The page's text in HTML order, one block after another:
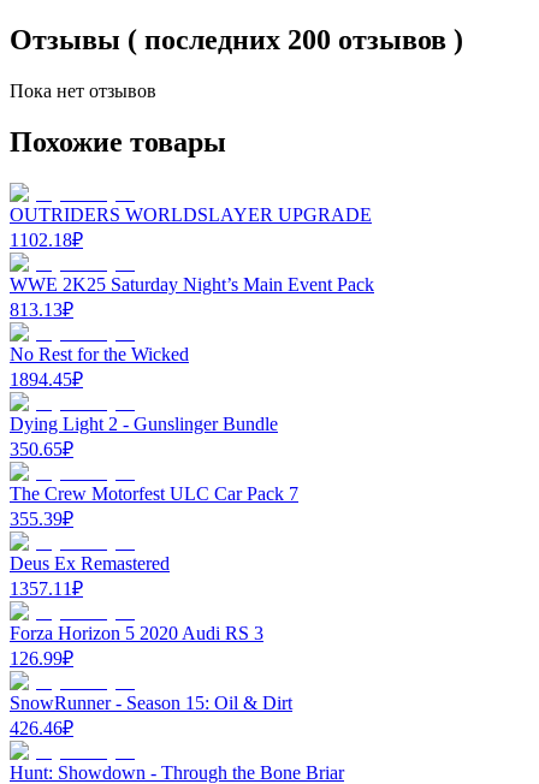
Отзывы ( последних 200 отзывов )
Пока нет отзывов
Похожие товары
OUTRIDERS WORLDSLAYER UPGRADE
1102.18₽
WWE 2K25 Saturday Night’s Main Event Pack
813.13₽
No Rest for the Wicked
1894.45₽
Dying Light 2 - Gunslinger Bundle
350.65₽
The Crew Motorfest ULC Car Pack 7
355.39₽
Deus Ex Remastered
1357.11₽
Forza Horizon 5 2020 Audi RS 3
126.99₽
SnowRunner - Season 15: Oil & Dirt
426.46₽
Hunt: Showdown - Through the Bone Briar